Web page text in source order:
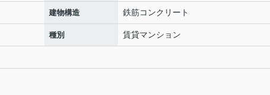
建物構造 鉄筋コンクリート
種別 賃貸マンション